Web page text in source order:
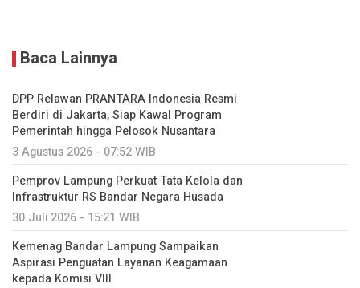
Baca Lainnya
DPP Relawan PRANTARA Indonesia Resmi
Berdiri di Jakarta, Siap Kawal Program
Pemerintah hingga Pelosok Nusantara
3 Agustus 2026 - 07:52 WIB
Pemprov Lampung Perkuat Tata Kelola dan
Infrastruktur RS Bandar Negara Husada
30 Juli 2026 - 15:21 WIB
Kemenag Bandar Lampung Sampaikan
Aspirasi Penguatan Layanan Keagamaan
kepada Komisi VIII